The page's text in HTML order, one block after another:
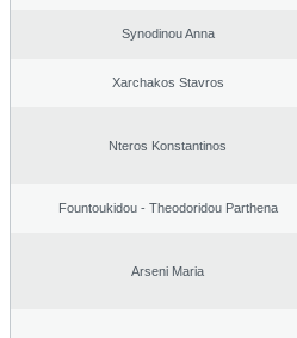
Synodinou Anna
Xarchakos Stavros
Nteros Konstantinos
Fountoukidou - Theodoridou Parthena
Arseni Maria